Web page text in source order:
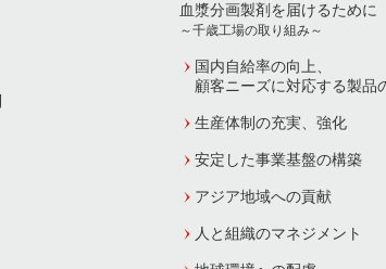
血漿分画製剤を届けるために
～千歳工場の取り組み～
国内自給率の向上、
顧客ニーズに対応する製品
生産体制の充実、強化
安定した事業基盤の構築
アジア地域への貢献
人と組織のマネジメント